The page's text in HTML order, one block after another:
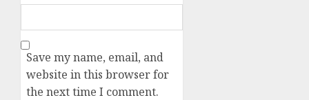
Save my name, email, and
website in this browser for
the next time I comment.